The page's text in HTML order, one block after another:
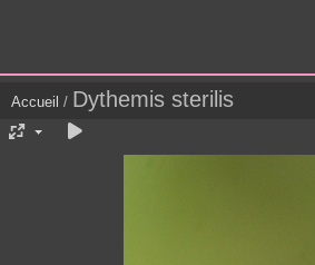
Accueil / Dythemis sterilis